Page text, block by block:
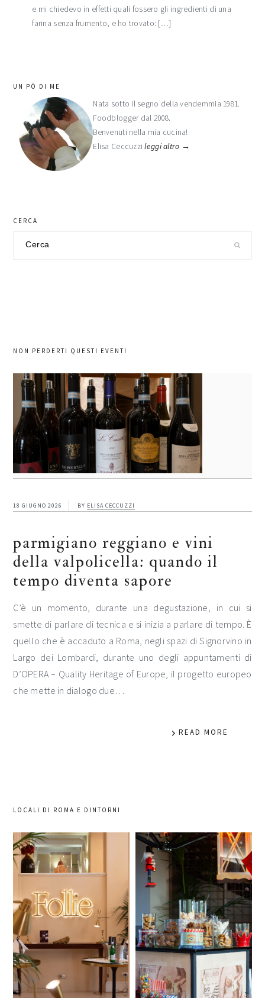
e mi chiedevo in effetti quali fossero gli ingredienti di una
farina senza frumento, e ho trovato: […]
barra
laterale
primaria
UN PÒ DI ME
Nata sotto il segno della vendemmia 1981.
Foodblogger dal 2008.
Benvenuti nella mia cucina!
Elisa Ceccuzzileggi altro →
CERCA
NON PERDERTI QUESTI EVENTI
18 GIUGNO 2026 BY ELISA CECCUZZI
parmigiano reggiano e vini
della valpolicella: quando il
tempo diventa sapore
C’è un momento, durante una degustazione, in cui si
smette di parlare di tecnica e si inizia a parlare di tempo. È
quello che è accaduto a Roma, negli spazi di Signorvino in
Largo dei Lombardi, durante uno degli appuntamenti di
D’OPERA – Quality Heritage of Europe, il progetto europeo
che mette in dialogo due…
READ MORE
LOCALI DI ROMA E DINTORNI